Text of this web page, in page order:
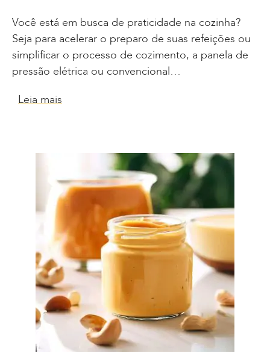
Você está em busca de praticidade na cozinha?
Seja para acelerar o preparo de suas refeições ou
simplificar o processo de cozimento, a panela de
pressão elétrica ou convencional…
Leia mais